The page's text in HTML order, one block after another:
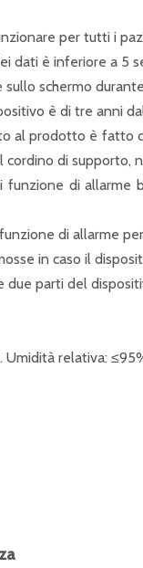
per tutti i
dati è inferiore a 5
sullo schermo
è di tre anni
al prodotto è fatto
di supporto,
di allarme
di allarme
in caso il
due parti del
Umidità relativa: